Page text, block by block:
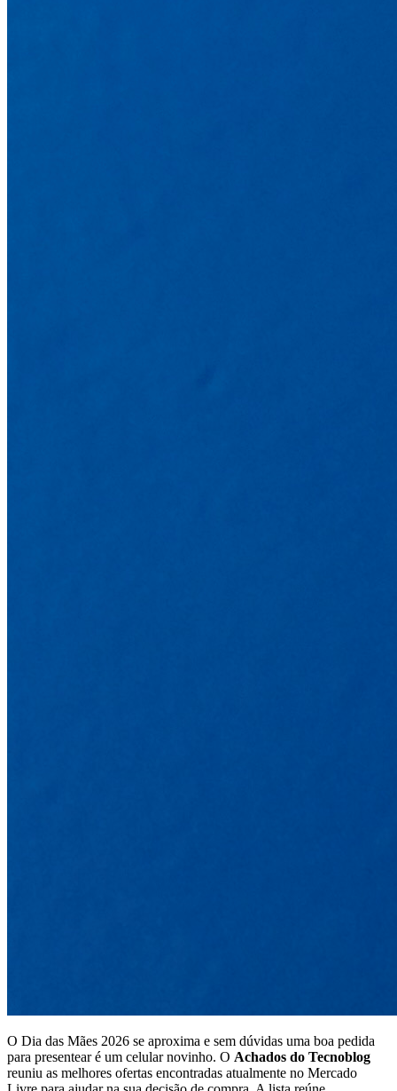
O Dia das Mães 2026 se aproxima e sem dúvidas uma boa pedida
para presentear é um celular novinho. O Achados do Tecnoblog
reuniu as melhores ofertas encontradas atualmente no Mercado